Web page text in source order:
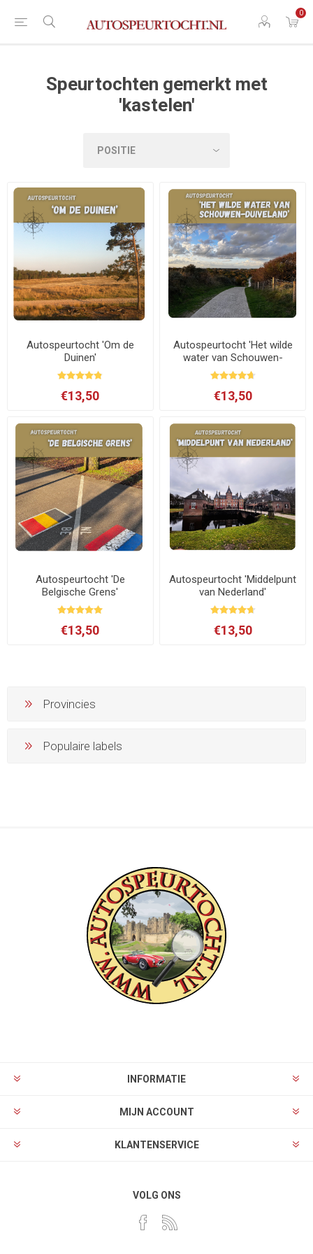
0
Speurtochten gemerkt met
'kastelen'
Autospeurtocht 'Om de
Duinen'
€13,50
Autospeurtocht 'Het wilde
water van Schouwen-
Duiveland'
€13,50
Autospeurtocht 'De
Belgische Grens'
€13,50
Autospeurtocht 'Middelpunt
van Nederland'
€13,50
Provincies
Populaire labels
INFORMATIE
MIJN ACCOUNT
KLANTENSERVICE
VOLG ONS